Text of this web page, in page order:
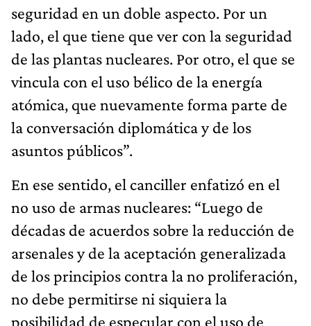
seguridad en un doble aspecto. Por un
lado, el que tiene que ver con la seguridad
de las plantas nucleares. Por otro, el que se
vincula con el uso bélico de la energía
atómica, que nuevamente forma parte de
la conversación diplomática y de los
asuntos públicos”.
En ese sentido, el canciller enfatizó en el
no uso de armas nucleares: “Luego de
décadas de acuerdos sobre la reducción de
arsenales y de la aceptación generalizada
de los principios contra la no proliferación,
no debe permitirse ni siquiera la
posibilidad de especular con el uso de